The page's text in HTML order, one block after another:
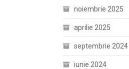
noiembrie 2025
aprilie 2025
septembrie 2024
iunie 2024